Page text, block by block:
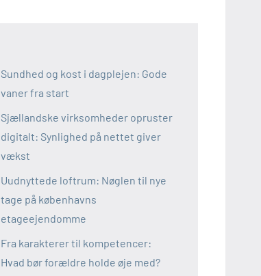
Sundhed og kost i dagplejen: Gode
vaner fra start
Sjællandske virksomheder opruster
digitalt: Synlighed på nettet giver
vækst
Uudnyttede loftrum: Nøglen til nye
tage på københavns
etageejendomme
Fra karakterer til kompetencer:
Hvad bør forældre holde øje med?